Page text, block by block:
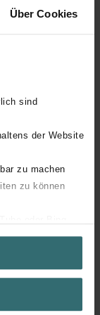
Über Cookies
sind
der Website
zu machen
zu können
erhalten
der Kategorie
dass wir Ihren